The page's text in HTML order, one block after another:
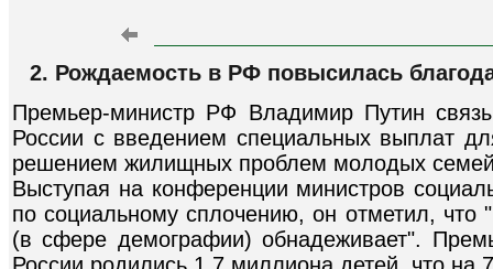
2. Рождаемость в РФ повысилась
Премьер-министр РФ Владимир Путин
России с введением специальных выплат
решением жилищных проблем молодых
Выступая на конференции министров
по социальному сплочению, он отметил, что
(в сфере демографии) обнадеживает".